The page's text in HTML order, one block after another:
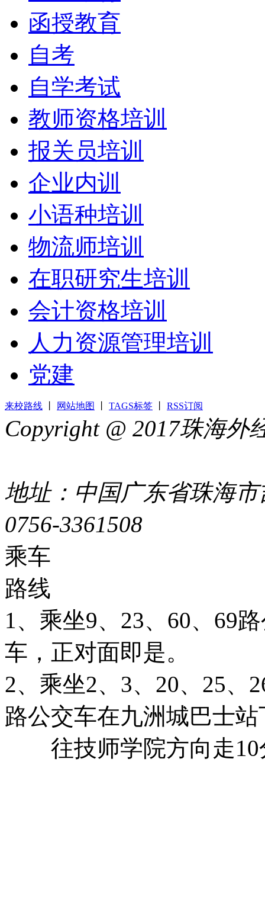
函授教育
自考
自学考试
教师资格培训
报关员培训
企业内训
小语种培训
物流师培训
在职研究生培训
会计资格培训
人力资源管理培训
党建
来校路线 网站地图 TAGS标签 RSS订阅
Copyright @ 2017珠海
地址：中国广东省珠海
0756-3361508
乘车
路线
1、乘坐9、23、60、69
车，正对面即是。
2、乘坐2、3、20、25、
路公交车在九洲城巴士站
往技师学院方向走10